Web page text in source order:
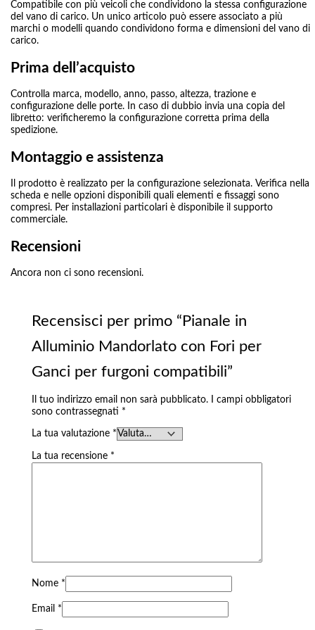
Compatibile con più veicoli che condividono la stessa configurazione
del vano di carico. Un unico articolo può essere associato a più
marchi o modelli quando condividono forma e dimensioni del vano di
carico.
Prima dell’acquisto
Controlla marca, modello, anno, passo, altezza, trazione e
configurazione delle porte. In caso di dubbio invia una copia del
libretto: verificheremo la configurazione corretta prima della
spedizione.
Montaggio e assistenza
Il prodotto è realizzato per la configurazione selezionata. Verifica nella
scheda e nelle opzioni disponibili quali elementi e fissaggi sono
compresi. Per installazioni particolari è disponibile il supporto
commerciale.
Recensioni
Ancora non ci sono recensioni.
Recensisci per primo “Pianale in
Alluminio Mandorlato con Fori per
Ganci per furgoni compatibili”
Il tuo indirizzo email non sarà pubblicato.
I campi obbligatori
sono contrassegnati *
La tua valutazione *
La tua recensione *
Nome *
Email *